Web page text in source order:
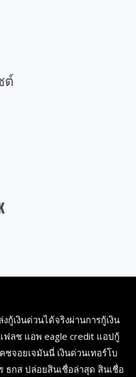
ต์
กู้เงินด่วนได้จริงผ่านการกู้เงิน
ฟลช แอพ eagle credit แอปกู้
จอยเจมันนี่ เงินด่วนเทอร์โบ
ธกส ปล่อยสินเชื่อล่าสุด สินเชื่อ